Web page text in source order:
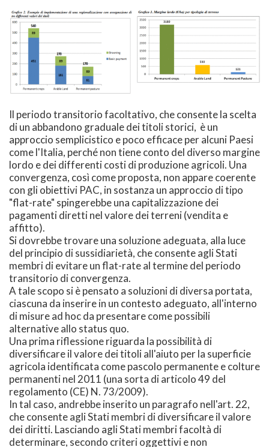
Il periodo transitorio facoltativo, che consente la scelta
di un abbandono graduale dei titoli storici, è un
approccio semplicistico e poco efficace per alcuni Paesi
come l'Italia, perché non tiene conto del diverso margine
lordo e dei differenti costi di produzione agricoli. Una
convergenza, così come proposta, non appare coerente
con gli obiettivi PAC, in sostanza un approccio di tipo
"flat-rate" spingerebbe una capitalizzazione dei
pagamenti diretti nel valore dei terreni (vendita e
affitto).
Si dovrebbe trovare una soluzione adeguata, alla luce
del principio di sussidiarietà, che consente agli Stati
membri di evitare un flat-rate al termine del periodo
transitorio di convergenza.
A tale scopo si è pensato a soluzioni di diversa portata,
ciascuna da inserire in un contesto adeguato, all'interno
di misure ad hoc da presentare come possibili
alternative allo status quo.
Una prima riflessione riguarda la possibilità di
diversificare il valore dei titoli all'aiuto per la superficie
agricola identificata come pascolo permanente e colture
permanenti nel 2011 (una sorta di articolo 49 del
regolamento (CE) N. 73/2009).
In tal caso, andrebbe inserito un paragrafo nell'art. 22,
che consente agli Stati membri di diversificare il valore
dei diritti. Lasciando agli Stati membri facoltà di
determinare, secondo criteri oggettivi e non